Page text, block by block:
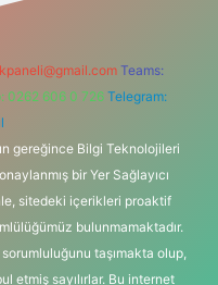
Teams:
0262 606 0 726 Telegram:
gereğince Bilgi Teknolojileri
bir Yer Sağlayıcı
sitedeki içerikleri proaktif
bulunmamaktadır.
taşımakta olup,
etmiş sayılırlar. Bu internet